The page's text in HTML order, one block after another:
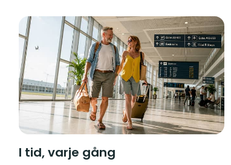
I tid, varje gång